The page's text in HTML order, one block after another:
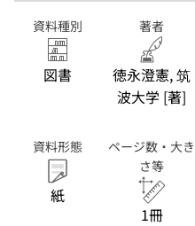
資料種別
図書
著者
徳永澄憲, 筑
波大学 [著]
資料形態
紙
ページ数・大き
さ等
1冊